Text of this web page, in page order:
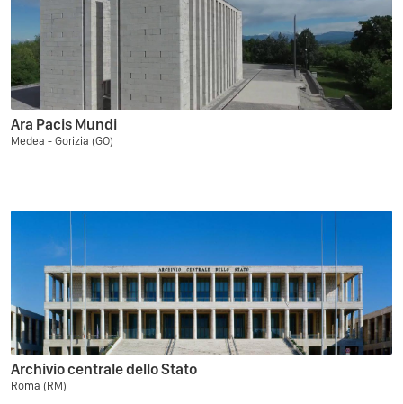
Ara Pacis Mundi
Medea - Gorizia (GO)
Archivio centrale dello Stato
Roma (RM)